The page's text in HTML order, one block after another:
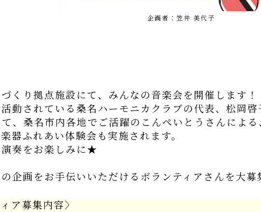
企画者：笠井 美代子
くり拠点施設にて、みんなの音楽会を開催します！
動されている桑名ハーモニカクラブの代表、松岡
、桑名市内各地でご活躍のこんぺいとうさんによ
器ふれあい体験会も実施されます。
奏をお楽しみに★
企画をお手伝いいただけるボランティアさんを大募
ア募集内容〉